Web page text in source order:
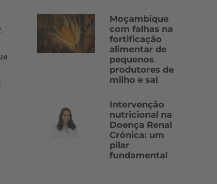
Moçambique
com falhas na
fortificação
alimentar de
pequenos
produtores de
milho e sal
Intervenção
nutricional na
Doença Renal
Crónica: um
pilar
fundamental